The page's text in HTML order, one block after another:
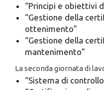
“Principi e obiettivi
“Gestione della
ottenimento”
“Gestione della
mantenimento”
La seconda giornata di
“Sistema di